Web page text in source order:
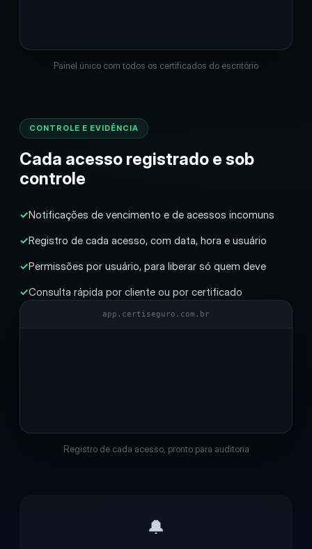
Painel único com todos os certificados do escritório
CONTROLE E EVIDÊNCIA
Cada acesso registrado e sob
controle
✓Notificações de vencimento e de acessos incomuns
✓Registro de cada acesso, com data, hora e usuário
✓Permissões por usuário, para liberar só quem deve
✓Consulta rápida por cliente ou por certificado
app.certiseguro.com.br
Registro de cada acesso, pronto para auditoria
🔔